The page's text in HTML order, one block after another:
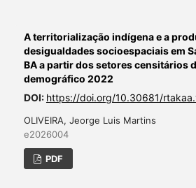
A territorialização indígena e a
desigualdades socioespaciais em
BA a partir dos setores censitários
demográfico 2022
DOI: https://doi.org/10.30681/
OLIVEIRA, Jeorge Luis Martins
e2026004
PDF